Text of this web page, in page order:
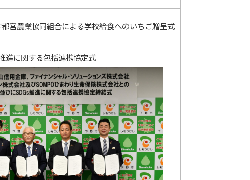
宮農業協同組合による学校給食へのいちご贈呈式
進に関する包括連携協定式